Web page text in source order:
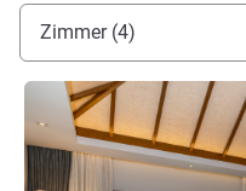
Zimmer (4)
Details ansehen